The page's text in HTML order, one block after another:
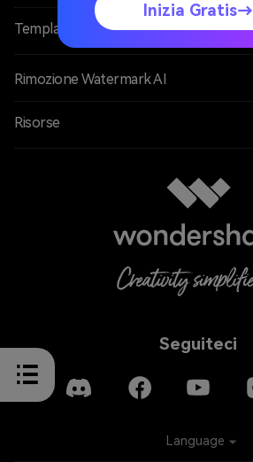
Seguiteci
Template e Filtri AI
Rimozione Watermark AI
Risorse
Language
Inizia Gratis→